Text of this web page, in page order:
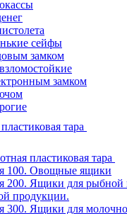
сейфы
замком
замком
тара
пластиковая тара
100. Овощные ящики
200. Ящики для рыбной
продукции.
300. Ящики для